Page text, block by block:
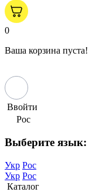
0
Ваша корзина пуста!
Ввойти
Рос
Выберите язык:
Укр Рос
Укр Рос
Каталог